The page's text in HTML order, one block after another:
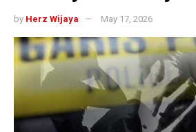
by Herz Wijaya May 17, 2026